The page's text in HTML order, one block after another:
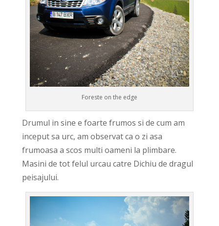
Foreste on the edge
Drumul in sine e foarte frumos si de cum am
inceput sa urc, am observat ca o zi asa
frumoasa a scos multi oameni la plimbare.
Masini de tot felul urcau catre Dichiu de dragul
peisajului.